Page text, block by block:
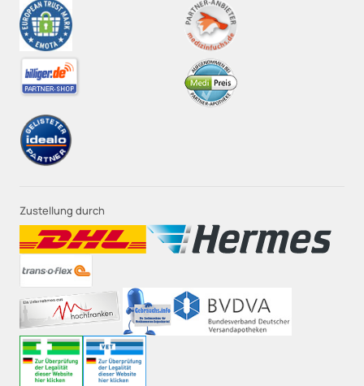
Zustellung durch